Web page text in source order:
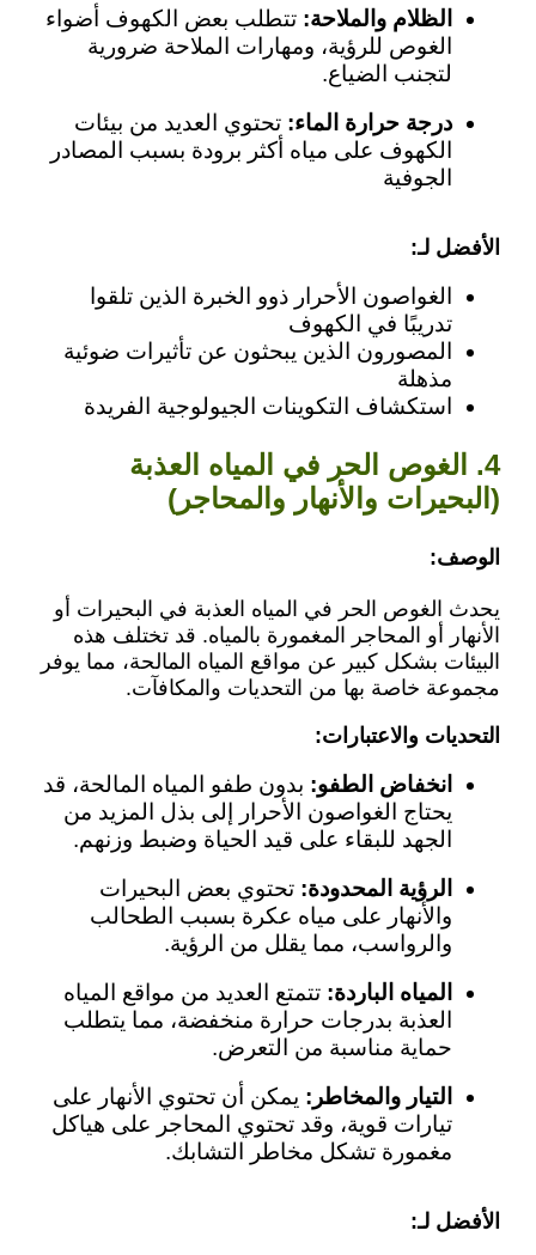
الظلام والملاحة: تتطلب بعض الكهوف أضواء
الغوص للرؤية، ومهارات الملاحة ضرورية
لتجنب الضياع.
درجة حرارة الماء: تحتوي العديد من بيئات
الكهوف على مياه أكثر برودة بسبب المصادر
الجوفية
الأفضل لـ:
الغواصون الأحرار ذوو الخبرة الذين تلقوا
تدريبًا في الكهوف
المصورون الذين يبحثون عن تأثيرات ضوئية
مذهلة
استكشاف التكوينات الجيولوجية الفريدة
4. الغوص الحر في المياه العذبة
(البحيرات والأنهار والمحاجر)
الوصف:
يحدث الغوص الحر في المياه العذبة في البحيرات أو
الأنهار أو المحاجر المغمورة بالمياه. قد تختلف هذه
البيئات بشكل كبير عن مواقع المياه المالحة، مما يوفر
مجموعة خاصة بها من التحديات والمكافآت.
التحديات والاعتبارات:
انخفاض الطفو: بدون طفو المياه المالحة، قد
يحتاج الغواصون الأحرار إلى بذل المزيد من
الجهد للبقاء على قيد الحياة وضبط وزنهم.
الرؤية المحدودة: تحتوي بعض البحيرات
والأنهار على مياه عكرة بسبب الطحالب
والرواسب، مما يقلل من الرؤية.
المياه الباردة: تتمتع العديد من مواقع المياه
العذبة بدرجات حرارة منخفضة، مما يتطلب
حماية مناسبة من التعرض.
التيار والمخاطر: يمكن أن تحتوي الأنهار على
تيارات قوية، وقد تحتوي المحاجر على هياكل
مغمورة تشكل مخاطر التشابك.
الأفضل لـ: